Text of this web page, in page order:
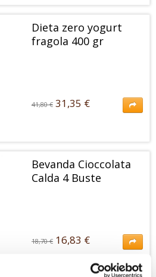
di zuccheri.
Dieta zero yogurt
fragola 400 gr
41,80 € 31,35 €
Bevanda Cioccolata
Calda 4 Buste
18,70 € 16,83 €